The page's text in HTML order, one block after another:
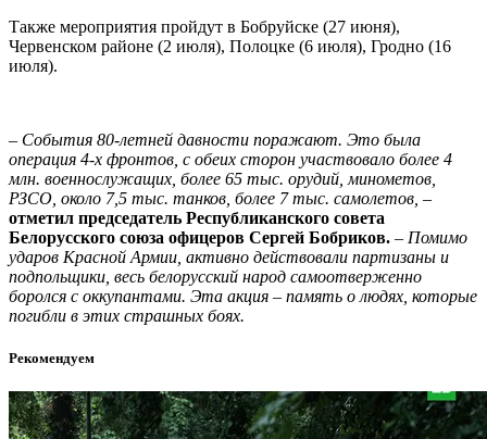
Также мероприятия пройдут в Бобруйске (27 июня),
Червенском районе (2 июля), Полоцке (6 июля), Гродно (16
июля).
– События 80-летней давности поражают. Это была
операция 4-х фронтов, с обеих сторон участвовало более 4
млн. военнослужащих, более 65 тыс. орудий, минометов,
РЗСО, около 7,5 тыс. танков, более 7 тыс. самолетов, –
отметил председатель Республиканского совета
Белорусского союза офицеров Сергей Бобриков. – Помимо
ударов Красной Армии, активно действовали партизаны и
подпольщики, весь белорусский народ самоотверженно
боролся с оккупантами. Эта акция – память о людях, которые
погибли в этих страшных боях.
Рекомендуем